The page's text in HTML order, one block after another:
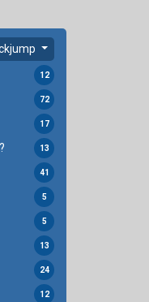
12
72
17
13
41
5
5
13
24
12